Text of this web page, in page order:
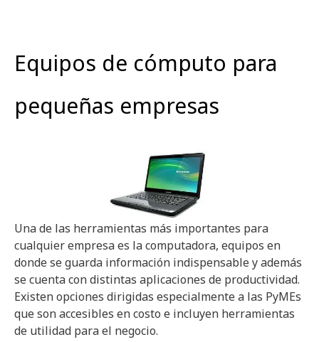
Equipos de cómputo para
pequeñas empresas
Una de las herramientas más importantes para
cualquier empresa es la computadora, equipos en
donde se guarda información indispensable y además
se cuenta con distintas aplicaciones de productividad.
Existen opciones dirigidas especialmente a las PyMEs
que son accesibles en costo e incluyen herramientas
de utilidad para el negocio.